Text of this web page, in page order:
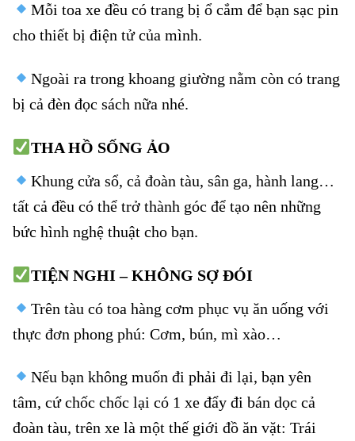
Mỗi toa xe đều có trang bị ổ cắm để bạn sạc pin
cho thiết bị điện tử của mình.
Ngoài ra trong khoang giường nằm còn có trang
bị cả đèn đọc sách nữa nhé.
THA HỒ SỐNG ẢO
Khung cửa sổ, cả đoàn tàu, sân ga, hành lang…
tất cả đều có thể trở thành góc để tạo nên những
bức hình nghệ thuật cho bạn.
TIỆN NGHI – KHÔNG SỢ ĐÓI
Trên tàu có toa hàng cơm phục vụ ăn uống với
thực đơn phong phú: Cơm, bún, mì xào…
Nếu bạn không muốn đi phải đi lại, bạn yên
tâm, cứ chốc chốc lại có 1 xe đẩy đi bán dọc cả
đoàn tàu, trên xe là một thế giới đồ ăn vặt: Trái